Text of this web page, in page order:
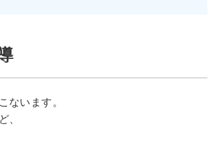
ないます。
、